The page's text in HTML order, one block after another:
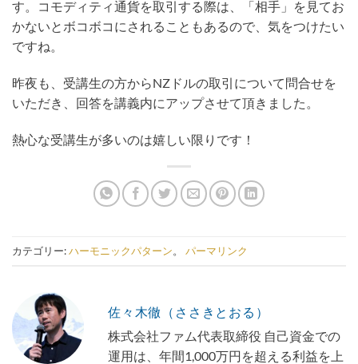
す。コモディティ通貨を取引する際は、「相手」を見てお
かないとボコボコにされることもあるので、気をつけたい
ですね。
昨夜も、受講生の方からNZドルの取引について問合せを
いただき、回答を講義内にアップさせて頂きました。
熱心な受講生が多いのは嬉しい限りです！
カテゴリー:ハーモニックパターン。 パーマリンク
佐々木徹（ささきとおる）
株式会社ファム代表取締役 自己資金での
運用は、年間1,000万円を超える利益を上